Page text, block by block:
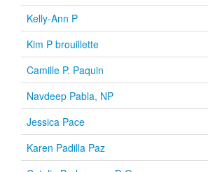
Kelly-Ann P
Kim P brouillette
Camille P. Paquin
Navdeep Pabla, NP
Jessica Pace
Karen Padilla Paz